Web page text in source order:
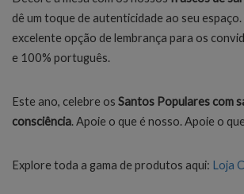
dê um toque de autenticidade ao seu espaço.
excelente opção de lembrança para os
e 100% português.
Este ano, celebre os Santos Populares com
consciência. Apoie o que é nosso. Apoie o
Explore toda a gama de produtos aqui: Loja